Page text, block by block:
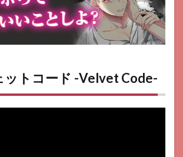
ットコード -Velvet Code-